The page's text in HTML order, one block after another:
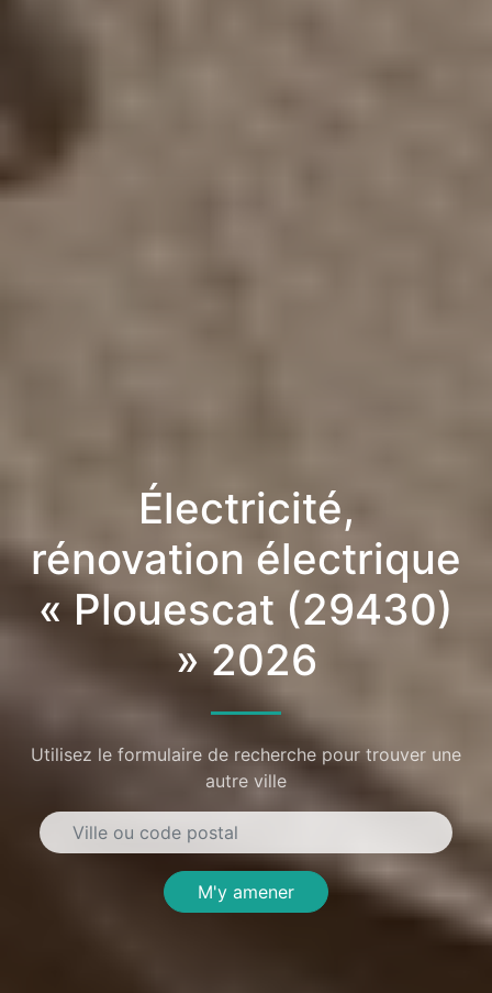
Électricité,
rénovation électrique
« Plouescat (29430)
» 2026
Utilisez le formulaire de recherche pour trouver une
autre ville
M'y amener